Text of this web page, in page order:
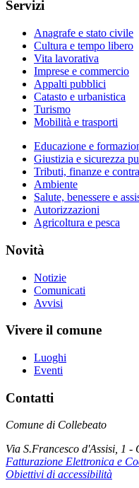
Servizi
Anagrafe e stato civile
Cultura e tempo libero
Vita lavorativa
Imprese e commercio
Appalti pubblici
Catasto e urbanistica
Turismo
Mobilità e trasporti
Educazione e
Giustizia e sicurezza
Tributi, finanze e
Ambiente
Salute, benessere e
Autorizzazioni
Agricoltura e pesca
Novità
Notizie
Comunicati
Avvisi
Vivere il comune
Luoghi
Eventi
Contatti
Comune di Collebeato
Via S.Francesco d'Assisi, 1
Fatturazione Elettronica e
Obiettivi di accessibilità